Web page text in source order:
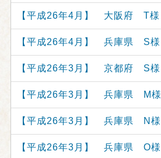
【平成26年4月】 大阪府 T様
【平成26年4月】 兵庫県 S様
【平成26年3月】 京都府 S様
【平成26年3月】 兵庫県 M様
【平成26年3月】 兵庫県 N様
【平成26年3月】 兵庫県 O様